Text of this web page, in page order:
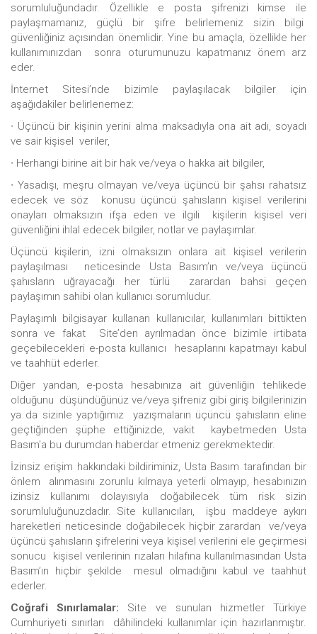
sorumluluğundadır. Özellikle e posta şifrenizi kimse ile
paylaşmamanız, güçlü bir şifre belirlemeniz sizin bilgi
güvenliğiniz açısından önemlidir. Yine bu amaçla, özellikle her
kullanımınızdan sonra oturumunuzu kapatmanız önem arz
eder.
İnternet Sitesi’nde bizimle paylaşılacak bilgiler için
aşağıdakiler belirlenemez:
∙ Üçüncü bir kişinin yerini alma maksadıyla ona ait adı, soyadı
ve sair kişisel veriler,
∙ Herhangi birine ait bir hak ve/veya o hakka ait bilgiler,
∙ Yasadışı, meşru olmayan ve/veya üçüncü bir şahsı rahatsız
edecek ve söz konusu üçüncü şahısların kişisel verilerini
onayları olmaksızın ifşa eden ve ilgili kişilerin kişisel veri
güvenliğini ihlal edecek bilgiler, notlar ve paylaşımlar.
Üçüncü kişilerin, izni olmaksızın onlara ait kişisel verilerin
paylaşılması neticesinde Usta Basım’ın ve/veya üçüncü
şahısların uğrayacağı her türlü zarardan bahsi geçen
paylaşımın sahibi olan kullanıcı sorumludur.
Paylaşımlı bilgisayar kullanan kullanıcılar, kullanımları bittikten
sonra ve fakat Site’den ayrılmadan önce bizimle irtibata
geçebilecekleri e-posta kullanıcı hesaplarını kapatmayı kabul
ve taahhüt ederler.
Diğer yandan, e-posta hesabınıza ait güvenliğin tehlikede
olduğunu düşündüğünüz ve/veya şifreniz gibi giriş bilgilerinizin
ya da sizinle yaptığımız yazışmaların üçüncü şahısların eline
geçtiğinden şüphe ettiğinizde, vakit kaybetmeden Usta
Basım'a bu durumdan haberdar etmeniz gerekmektedir.
İzinsiz erişim hakkındaki bildiriminiz, Usta Basım tarafından bir
önlem alınmasını zorunlu kılmaya yeterli olmayıp, hesabınızın
izinsiz kullanımı dolayısıyla doğabilecek tüm risk sizin
sorumluluğunuzdadır. Site kullanıcıları, işbu maddeye aykırı
hareketleri neticesinde doğabilecek hiçbir zarardan ve/veya
üçüncü şahısların şifrelerini veya kişisel verilerini ele geçirmesi
sonucu kişisel verilerinin rızaları hilafına kullanılmasından Usta
Basım’ın hiçbir şekilde mesul olmadığını kabul ve taahhüt
ederler.
Coğrafi Sınırlamalar: Site ve sunulan hizmetler Türkiye
Cumhuriyeti sınırları dâhilindeki kullanımlar için hazırlanmıştır.